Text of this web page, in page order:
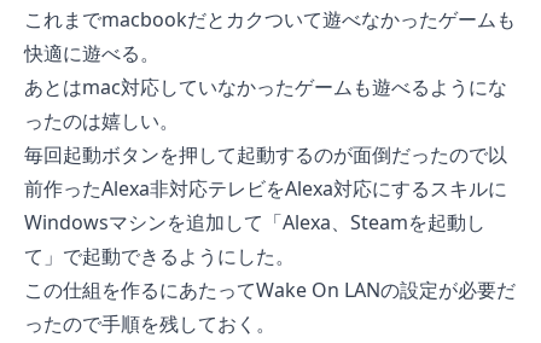
これまでmacbookだとカクついて遊べなかったゲームも
快適に遊べる。
あとはmac対応していなかったゲームも遊べるようにな
ったのは嬉しい。
毎回起動ボタンを押して起動するのが面倒だったので以
前作ったAlexa非対応テレビをAlexa対応にするスキルに
Windowsマシンを追加して「Alexa、Steamを起動し
て」で起動できるようにした。
この仕組を作るにあたってWake On LANの設定が必要だ
ったので手順を残しておく。